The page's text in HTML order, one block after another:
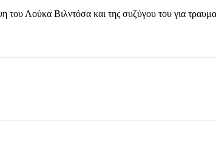
Λούκα Βιλντόσα και της συζύγου του για